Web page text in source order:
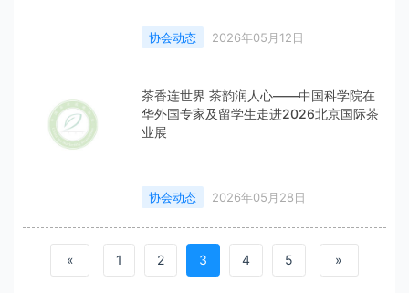
协会动态 2026年05月12日
茶香连世界 茶韵润人心——中国科学院在
华外国专家及留学生走进2026北京国际茶
业展
协会动态 2026年05月28日
« 1 2 3 4 5 »